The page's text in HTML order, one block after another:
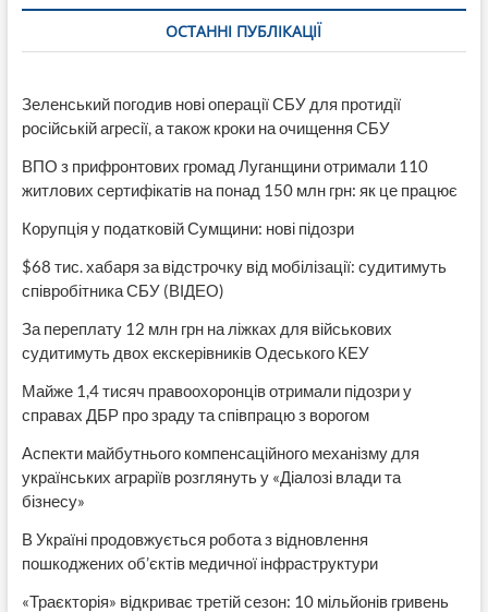
по
багатоповерхівці
в
ОСТАННІ ПУБЛІКАЦІЇ
Зеленський погодив нові операції СБУ для протидії
російській агресії, а також кроки на очищення СБУ
ВПО з прифронтових громад Луганщини отримали 110
житлових сертифікатів на понад 150 млн грн: як це працює
Корупція у податковій Сумщини: нові підозри
$68 тис. хабаря за відстрочку від мобілізації: судитимуть
співробітника СБУ (ВІДЕО)
За переплату 12 млн грн на ліжках для військових
судитимуть двох екскерівників Одеського КЕУ
Майже 1,4 тисяч правоохоронців отримали підозри у
справах ДБР про зраду та співпрацю з ворогом
Аспекти майбутнього компенсаційного механізму для
українських аграріїв розглянуть у «Діалозі влади та
бізнесу»
В Україні продовжується робота з відновлення
пошкоджених об’єктів медичної інфраструктури
«Траєкторія» відкриває третій сезон: 10 мільйонів гривень